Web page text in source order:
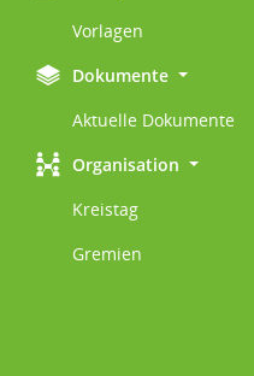
Vorlagen
Dokumente
Aktuelle Dokumente
Organisation
Kreistag
Gremien